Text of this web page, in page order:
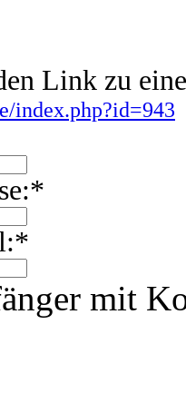
Link zu
index.php?id=943
mit